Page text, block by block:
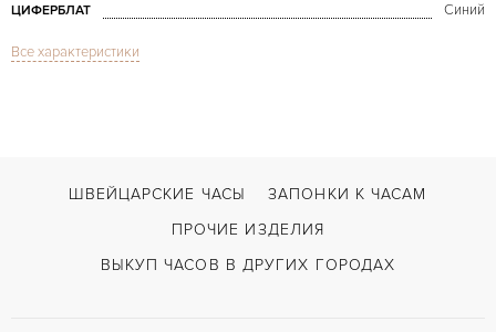
ЦИФЕРБЛАТ Синий
СТЕКЛО
Застежка с помощью шипа
Все характеристики
ШВЕЙЦАРСКИЕ ЧАСЫ
ЗАПОНКИ К ЧАСАМ
ПРОЧИЕ ИЗДЕЛИЯ
ВЫКУП ЧАСОВ В ДРУГИХ ГОРОДАХ